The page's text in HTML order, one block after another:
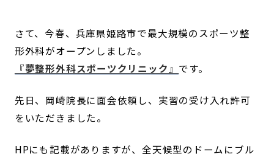
さて、今春、兵庫県姫路市で最大規模のスポーツ整
形外科がオープンしました。
『夢整形外科スポーツクリニック』 です。
先日、岡崎院長に面会依頼し、実習の受け入れ許可
をいただきました。
HPにも記載がありますが、全天候型のドームにブル